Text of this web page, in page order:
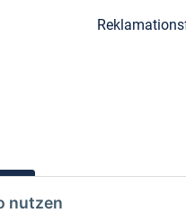
nutzen